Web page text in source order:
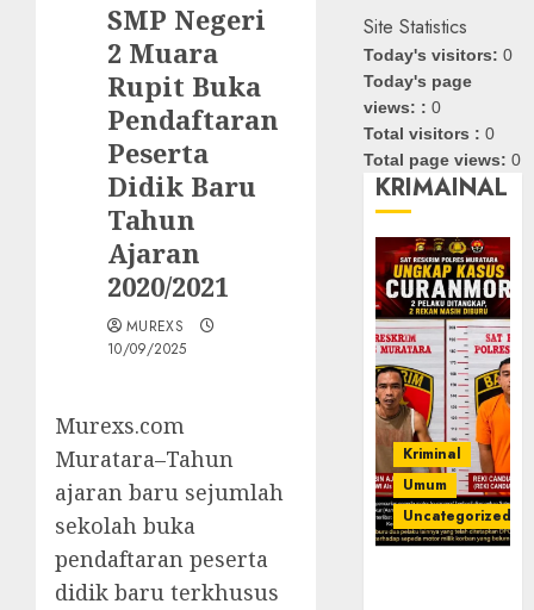
SMP Negeri
2 Muara
Rupit Buka
Pendaftaran
Peserta
Didik Baru
Tahun
Ajaran
2020/2021
MUREXS
10/09/2025
Murexs.com
Muratara–Tahun
ajaran baru sejumlah
sekolah buka
pendaftaran peserta
didik baru terkhusus
Site Statistics
Today's visitors:0
Today's page
views: :0
Total visitors :0
Total page views:0
KRIMAINAL
Kriminal
Umum
Uncategorized